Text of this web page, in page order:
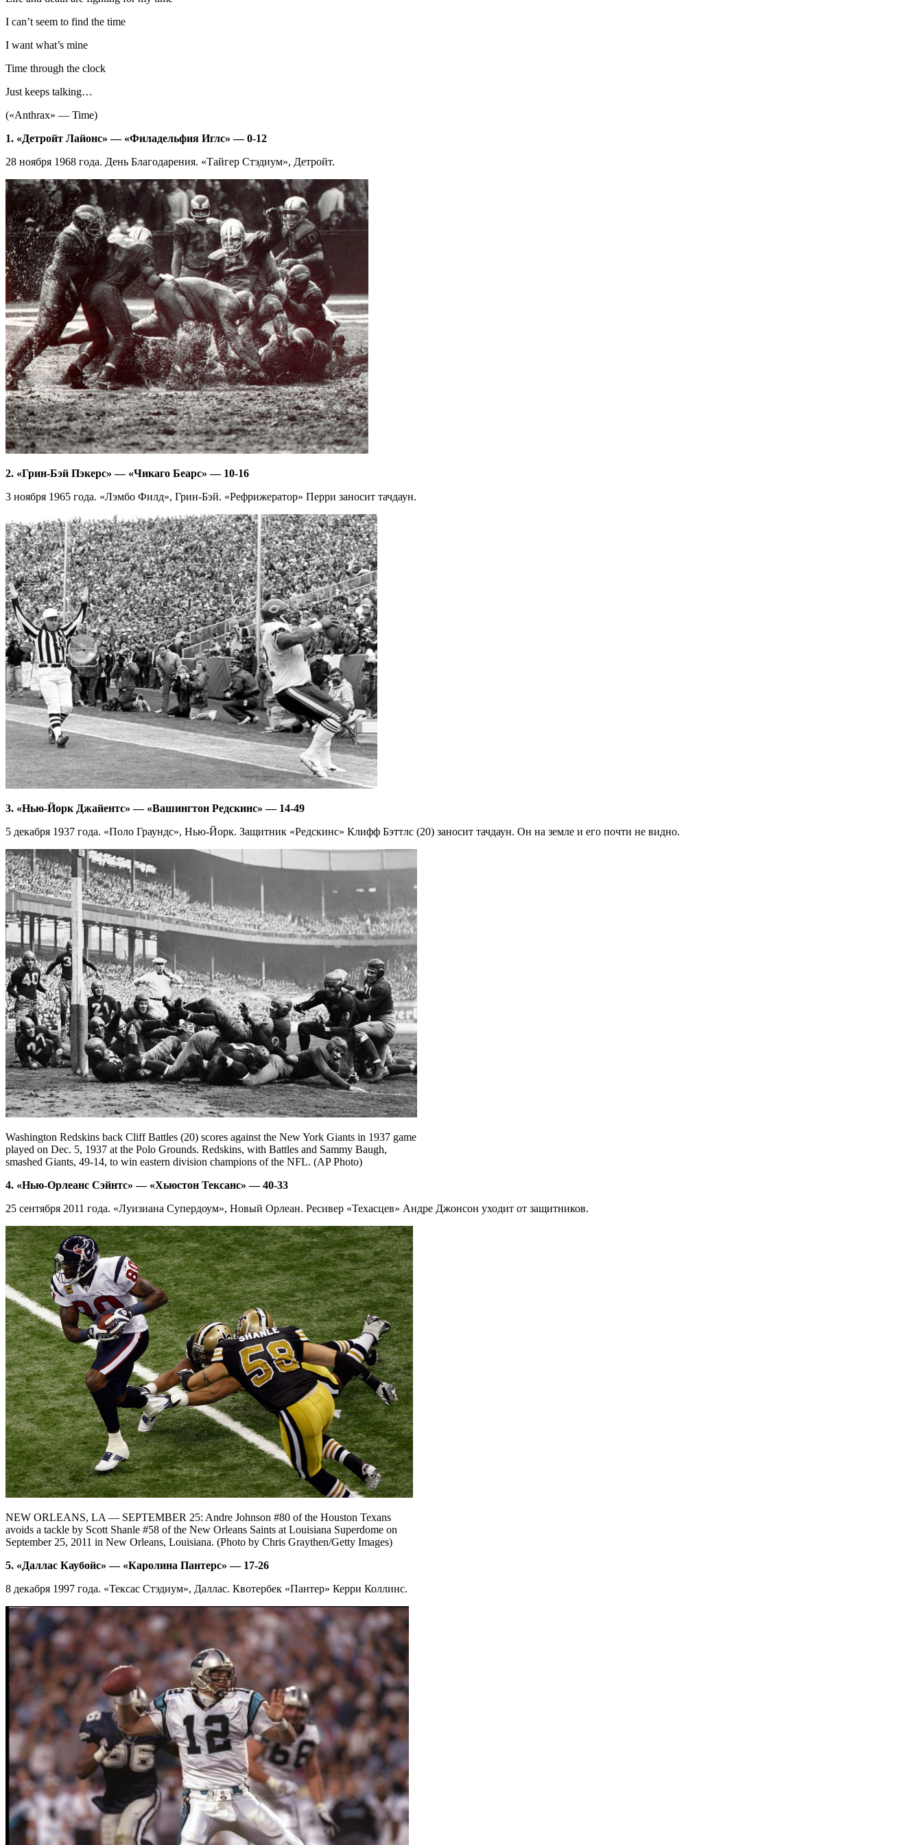
I can’t seem to find the time
I want what’s mine
Time through the clock
Just keeps talking…
(«Anthrax» — Time)
1. «Детройт Лайонс» — «Филадельфия Иглс» — 0-12
28 ноября 1968 года. День Благодарения. «Тайгер Стэдиум», Детройт.
2. «Грин-Бэй Пэкерс» — «Чикаго Беарс» — 10-16
3 ноября 1965 года. «Лэмбо Филд», Грин-Бэй. «Рефрижератор» Перри заносит тачдаун.
3. «Нью-Йорк Джайентс» — «Вашингтон Редскинс» — 14-49
5 декабря 1937 года. «Поло Граундс», Нью-Йорк. Защитник «Редскинс» Клифф Бэттлс (20) заносит тачдаун. Он на земле и его почти не видно.
Washington Redskins back Cliff Battles (20) scores against the New York Giants in 1937 game
played on Dec. 5, 1937 at the Polo Grounds. Redskins, with Battles and Sammy Baugh,
smashed Giants, 49-14, to win eastern division champions of the NFL. (AP Photo)
4. «Нью-Орлеанс Сэйнтс» — «Хьюстон Тексанс» — 40-33
25 сентября 2011 года. «Луизиана Супердоум», Новый Орлеан. Ресивер «Техасцев» Андре Джонсон уходит от защитников.
NEW ORLEANS, LA — SEPTEMBER 25: Andre Johnson #80 of the Houston Texans
avoids a tackle by Scott Shanle #58 of the New Orleans Saints at Louisiana Superdome on
September 25, 2011 in New Orleans, Louisiana. (Photo by Chris Graythen/Getty Images)
5. «Даллас Каубойс» — «Каролина Пантерс» — 17-26
8 декабря 1997 года. «Тексас Стэдиум», Даллас. Квотербек «Пантер» Керри Коллинс.